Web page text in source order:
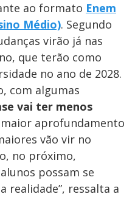
ao formato Enem
Médio). Segundo
virão já nas
que terão como
no ano de 2028.
com algumas
vai ter menos
aprofundamento
vão vir no
no próximo,
possam se
realidade”, ressalta a